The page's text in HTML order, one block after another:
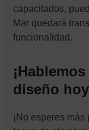
capacitados,
Mar quedará
funcionalidad.
diseño
¡No esperes